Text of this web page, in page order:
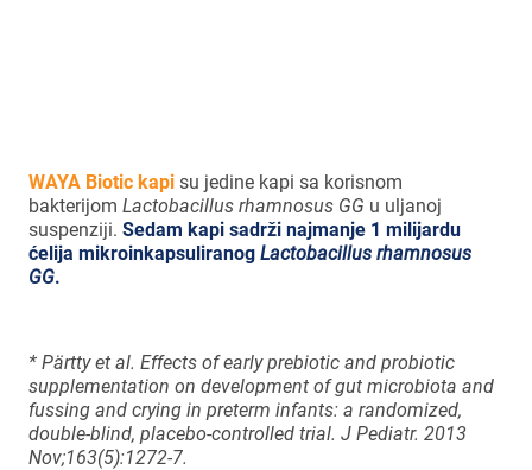
WAYA Biotic kapisu jedine kapi sa korisnom
bakterijom Lactobacillus rhamnosus GG u uljanoj
suspenziji. Sedam kapi sadrži najmanje 1 milijardu
ćelija mikroinkapsuliranog Lactobacillus rhamnosus
GG.
* Pärtty et al. Effects of early prebiotic and probiotic
supplementation on development of gut microbiota and
fussing and crying in preterm infants: a randomized,
double-blind, placebo-controlled trial. J Pediatr. 2013
Nov;163(5):1272-7.